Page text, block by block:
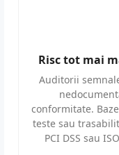
Risc tot mai
Auditorii
conformitate.
teste sau
PCI DSS sau